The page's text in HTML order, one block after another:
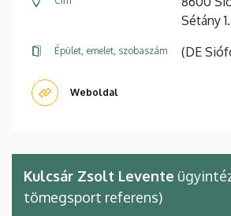
Sétány 1.
Épület, emelet, szobaszám (DE
Weboldal
Kulcsár Zsolt Levente
tömegsport referens)